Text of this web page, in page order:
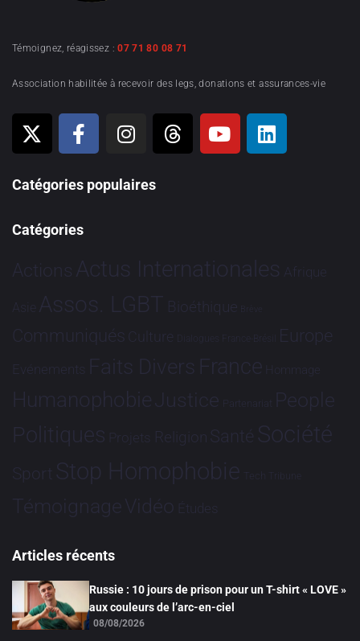
Témoignez, réagissez :07 71 80 08 71
Association habilitée à recevoir des legs, donations et assurances-vie
Catégories populaires
Catégories
Actions Actus Internationales Afrique
Asie Assos. LGBT Bioéthique Brève
Communiqués Culture Dialogues France-Brésil Europe
Evénements Faits Divers France Hommage
HumanophobieJustice Partenariat People
Politiques Projets Religion Santé Société
Sport Stop Homophobie Tech Tribune
TémoignageVidéo Études
Articles récents
Russie : 10 jours de prison pour un T-shirt « LOVE »
aux couleurs de l’arc-en-ciel
08/08/2026